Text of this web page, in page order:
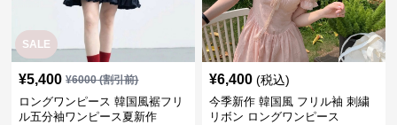
SALE
¥5,400 ¥6000(割引前)
ロングワンピース 韓国風裾フリ
ル五分袖ワンピース夏新作
¥6,400 (税込)
今季新作 韓国風 フリル袖 刺繍
リボン ロングワンピース